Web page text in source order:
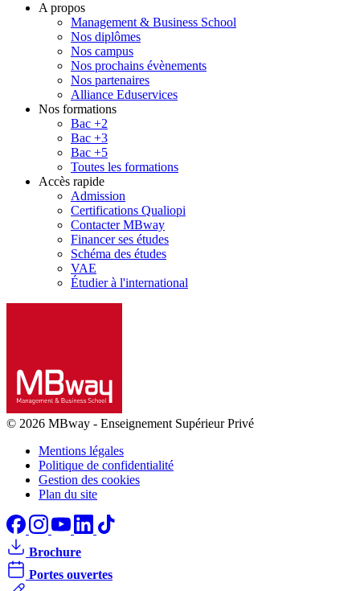
A propos
Management & Business School
Nos diplômes
Nos campus
Nos prochains évènements
Nos partenaires
Alliance Eduservices
Nos formations
Bac +2
Bac +3
Bac +5
Toutes les formations
Accès rapide
Admission
Certifications Qualiopi
Contacter MBway
Financer ses études
Schéma des études
VAE
Étudier à l'international
© 2026 MBway - Enseignement Supérieur Privé
Mentions légales
Politique de confidentialité
Gestion des cookies
Plan du site
Brochure
Portes ouvertes